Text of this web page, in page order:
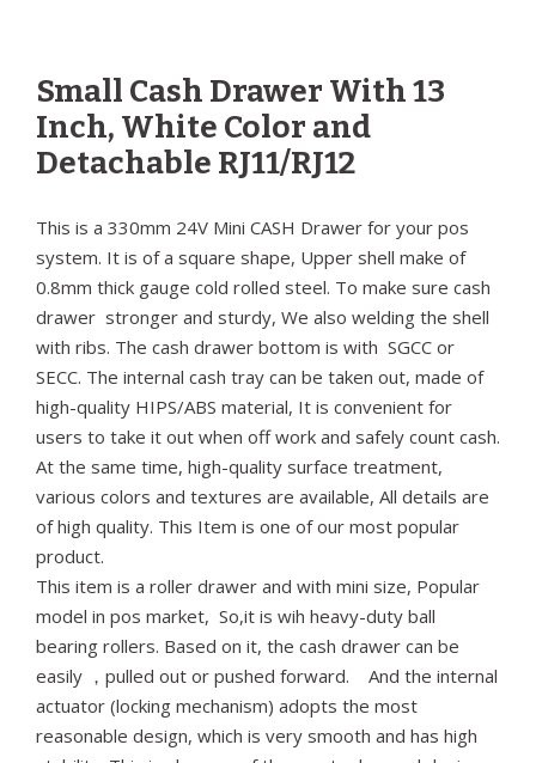
Small Cash Drawer With 13
Inch, White Color and
Detachable RJ11/RJ12
This is a 330mm 24V Mini CASH Drawer for your pos
system. It is of a square shape, Upper shell make of
0.8mm thick gauge cold rolled steel. To make sure cash
drawer stronger and sturdy, We also welding the shell
with ribs. The cash drawer bottom is with SGCC or
SECC. The internal cash tray can be taken out, made of
high-quality HIPS/ABS material, It is convenient for
users to take it out when off work and safely count cash.
At the same time, high-quality surface treatment,
various colors and textures are available, All details are
of high quality. This Item is one of our most popular
product.
This item is a roller drawer and with mini size, Popular
model in pos market, So,it is wih heavy-duty ball
bearing rollers. Based on it, the cash drawer can be
easily ，pulled out or pushed forward. And the internal
actuator (locking mechanism) adopts the most
reasonable design, which is very smooth and has high